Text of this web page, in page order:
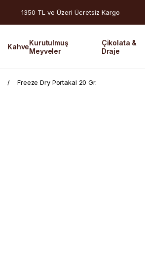
1350 TL ve Üzeri Ücretsiz Kargo
KahveKurutulmuş
Meyveler
Çikolata &
Draje
Freeze Dry Portakal 20 Gr.